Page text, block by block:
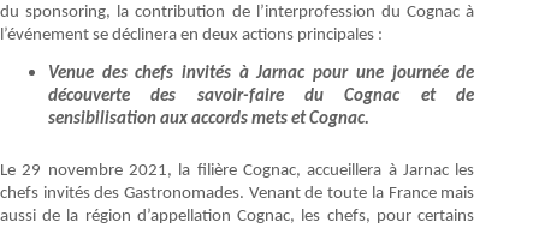
du sponsoring, la contribution de l’interprofession du Cognac à
l’événement se déclinera en deux actions principales :
Venue des chefs invités à Jarnac pour une journée de
découverte des savoir-faire du Cognac et de
sensibilisation aux accords mets et Cognac.
Le 29 novembre 2021, la filière Cognac, accueillera à Jarnac les
chefs invités des Gastronomades. Venant de toute la France mais
aussi de la région d’appellation Cognac, les chefs, pour certains